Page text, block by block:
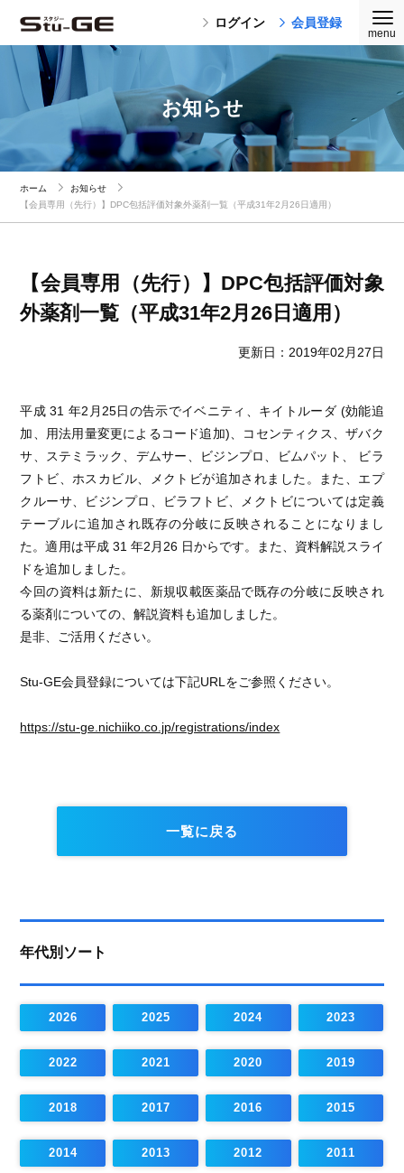
ログイン 会員登録
お知らせ
ホーム
お知らせ
【会員専用（先行）】DPC包括評価対象外薬剤一覧（平成31年2月26日適用）
【会員専用（先行）】DPC包括評価対象
外薬剤一覧（平成31年2月26日適用）
更新日：2019年02月27日
平成 31 年2⽉25⽇の告⽰でイベニティ、キイトルーダ (効能追
加、⽤法⽤量変更によるコード追加)、コセンティクス、ザバク
サ、ステミラック、デムサー、ビジンプロ、ビムパット、 ビラ
フトビ、ホスカビル、メクトビが追加されました。また、エプ
クルーサ、ビジンプロ、ビラフトビ、メクトビについては定義
テーブルに追加され既存の分岐に反映されることになりまし
た。適⽤は平成 31 年2⽉26 ⽇からです。また、資料解説スライ
ドを追加しました。
今回の資料は新たに、新規収載医薬品で既存の分岐に反映され
る薬剤についての、解説資料も追加しました。
是非、ご活用ください。
Stu-GE会員登録については下記URLをご参照ください。
https://stu-ge.nichiiko.co.jp/registrations/index
一覧に戻る
年代別ソート
2026 2025 2024 2023
2022 2021 2020 2019
2018 2017 2016 2015
2014 2013 2012 2011